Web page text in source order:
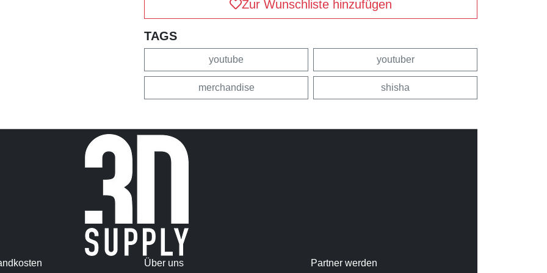
Zur Wunschliste hinzufügen
TAGS
youtube youtuber
merchandise shisha
Über uns Partner werden